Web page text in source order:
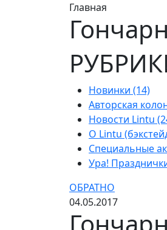
Главная
Новинки (14)
Авторская
Новости Lintu
О Lintu
Специальные
Ура!
ОБРАТНО
04.05.2017